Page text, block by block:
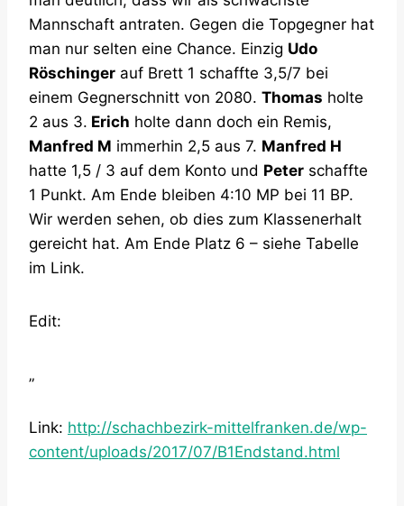
Mannschaft antraten. Gegen die Topgegner hat
man nur selten eine Chance. Einzig Udo
Röschinger auf Brett 1 schaffte 3,5/7 bei
einem Gegnerschnitt von 2080. Thomas holte
2 aus 3. Erich holte dann doch ein Remis,
Manfred M immerhin 2,5 aus 7. Manfred H
hatte 1,5 / 3 auf dem Konto und Peter schaffte
1 Punkt. Am Ende bleiben 4:10 MP bei 11 BP.
Wir werden sehen, ob dies zum Klassenerhalt
gereicht hat. Am Ende Platz 6 – siehe Tabelle
im Link.
Edit:
„
Link: http://schachbezirk-mittelfranken.de/wp-
content/uploads/2017/07/B1Endstand.html